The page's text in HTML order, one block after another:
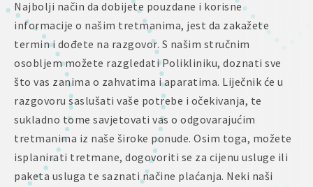
Najbolji način da dobijete pouzdane i korisne
informacije o našim tretmanima, jest da zakažete
termin i dođete na razgovor. S našim stručnim
osobljem možete razgledati Polikliniku, doznati sve
što vas zanima o zahvatima i aparatima. Liječnik će u
razgovoru saslušati vaše potrebe i očekivanja, te
sukladno tome savjetovati vas o odgovarajućim
tretmanima iz naše široke ponude. Osim toga, možete
isplanirati tretmane, dogovoriti se za cijenu usluge ili
paketa usluga te saznati načine plaćanja. Neki naši